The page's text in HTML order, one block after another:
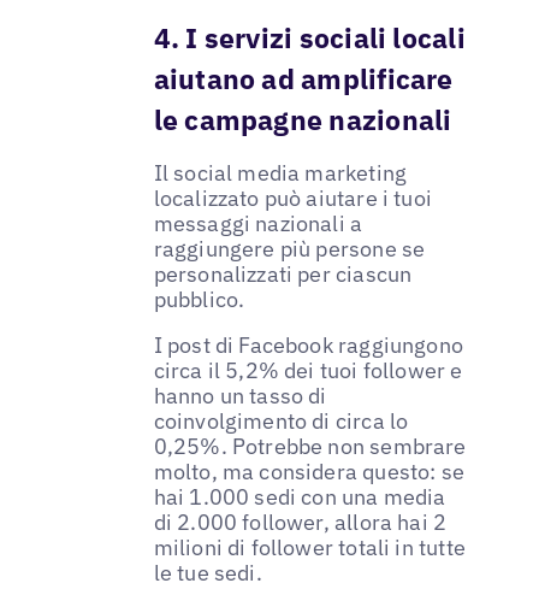
4. I servizi sociali locali
aiutano ad amplificare
le campagne nazionali
Il social media marketing
localizzato può aiutare i tuoi
messaggi nazionali a
raggiungere più persone se
personalizzati per ciascun
pubblico.
I post di Facebook raggiungono
circa il 5,2% dei tuoi follower e
hanno un tasso di
coinvolgimento di circa lo
0,25%. Potrebbe non sembrare
molto, ma considera questo: se
hai 1.000 sedi con una media
di 2.000 follower, allora hai 2
milioni di follower totali in tutte
le tue sedi.